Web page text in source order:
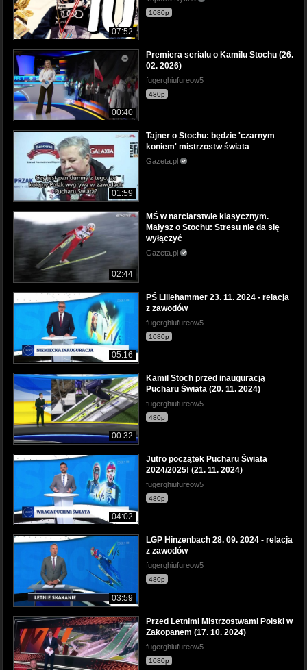
07:52
1080p
00:40
Premiera serialu o Kamilu Stochu (26.
02. 2026)
fugerghiufureow5
480p
01:59
Tajner o Stochu: będzie 'czarnym
koniem' mistrzostw świata
Gazeta.pl
02:44
MŚ w narciarstwie klasycznym.
Małysz o Stochu: Stresu nie da się
wyłączyć
Gazeta.pl
05:16
PŚ Lillehammer 23. 11. 2024 - relacja
z zawodów
fugerghiufureow5
1080p
00:32
Kamil Stoch przed inauguracją
Pucharu Świata (20. 11. 2024)
fugerghiufureow5
480p
04:02
Jutro początek Pucharu Świata
2024/2025! (21. 11. 2024)
fugerghiufureow5
480p
03:59
LGP Hinzenbach 28. 09. 2024 - relacja
z zawodów
fugerghiufureow5
480p
Przed Letnimi Mistrzostwami Polski w
Zakopanem (17. 10. 2024)
fugerghiufureow5
1080p